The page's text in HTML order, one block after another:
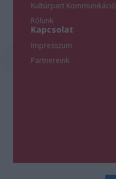
Kultúrpart Kommunikáció
Rólunk
Kapcsolat
Impresszum
Partnereink